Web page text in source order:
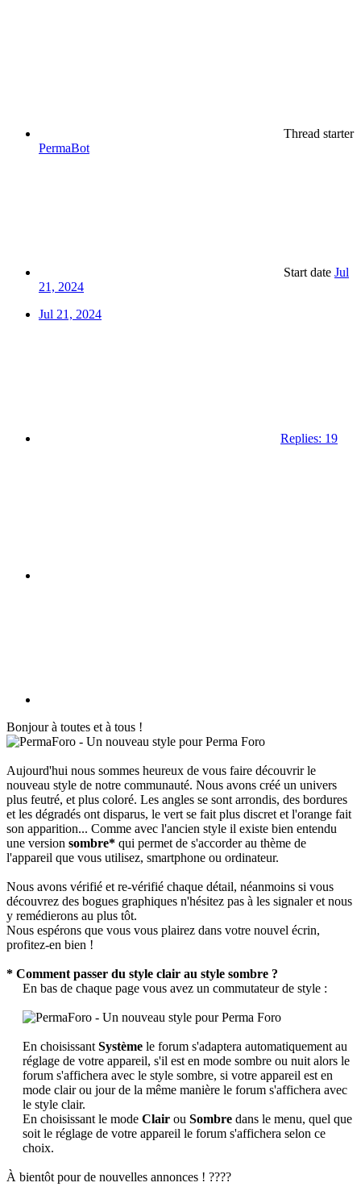
Thread starter
PermaBot
Start date Jul
21, 2024
Jul 21, 2024
Replies: 19
Bonjour à toutes et à tous !
Aujourd'hui nous sommes heureux de vous faire découvrir le
nouveau style de notre communauté. Nous avons créé un univers
plus feutré, et plus coloré. Les angles se sont arrondis, des bordures
et les dégradés ont disparus, le vert se fait plus discret et l'orange fait
son apparition... Comme avec l'ancien style il existe bien entendu
une version sombre* qui permet de s'accorder au thème de
l'appareil que vous utilisez, smartphone ou ordinateur.
Nous avons vérifié et re-vérifié chaque détail, néanmoins si vous
découvrez des bogues graphiques n'hésitez pas à les signaler et nous
y remédierons au plus tôt.
Nous espérons que vous vous plairez dans votre nouvel écrin,
profitez-en bien !
* Comment passer du style clair au style sombre ?
En bas de chaque page vous avez un commutateur de style :​
En choisissant Système le forum s'adaptera automatiquement au
réglage de votre appareil, s'il est en mode sombre ou nuit alors le
forum s'affichera avec le style sombre, si votre appareil est en
mode clair ou jour de la même manière le forum s'affichera avec
le style clair.​
En choisissant le mode Clair ou Sombre dans le menu, quel que
soit le réglage de votre appareil le forum s'affichera selon ce
choix.​
À bientôt pour de nouvelles annonces ! ????